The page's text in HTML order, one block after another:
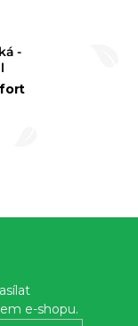
-
e-shopu.